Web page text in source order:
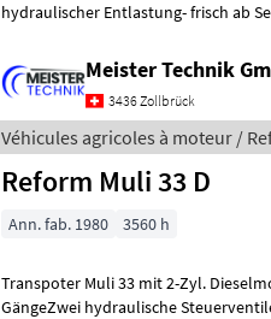
hydraulischer Entlastung- frisch ab
Meister Technik
3436 Zollbrück
Véhicules agricoles à moteur /
Reform Muli 33 D
Ann. fab. 1980 3560 h
Transpoter Muli 33 mit 2-Zyl.
GängeZwei hydraulische